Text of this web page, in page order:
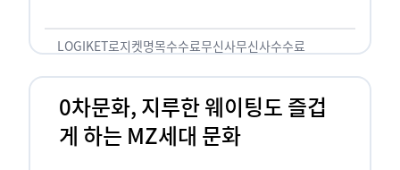
LOGIKET로지켓명목수수료무신사무신사수수료
0차문화, 지루한 웨이팅도 즐겁
게 하는 MZ세대 문화